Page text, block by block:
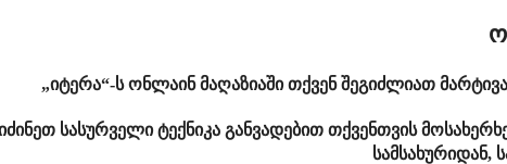
„იტერა“-ს ონლაინ მაღაზიაში თქვენ შეგიძლიათ
სასურველი ტექნიკა განვადებით თქვენთვის
სამსახურიდან,